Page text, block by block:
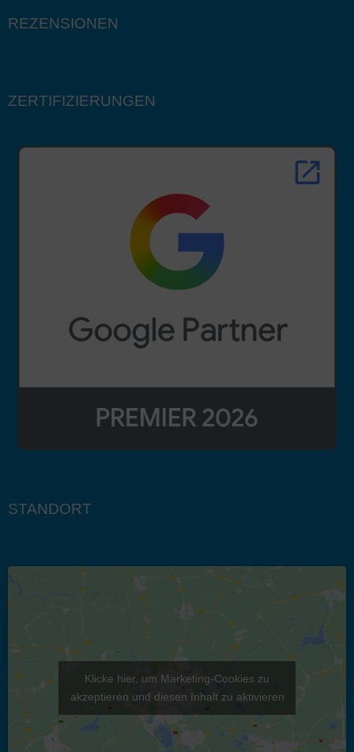
REZENSIONEN
ZERTIFIZIERUNGEN
STANDORT
Klicke hier, um Marketing-Cookies zu
akzeptieren und diesen Inhalt zu aktivieren